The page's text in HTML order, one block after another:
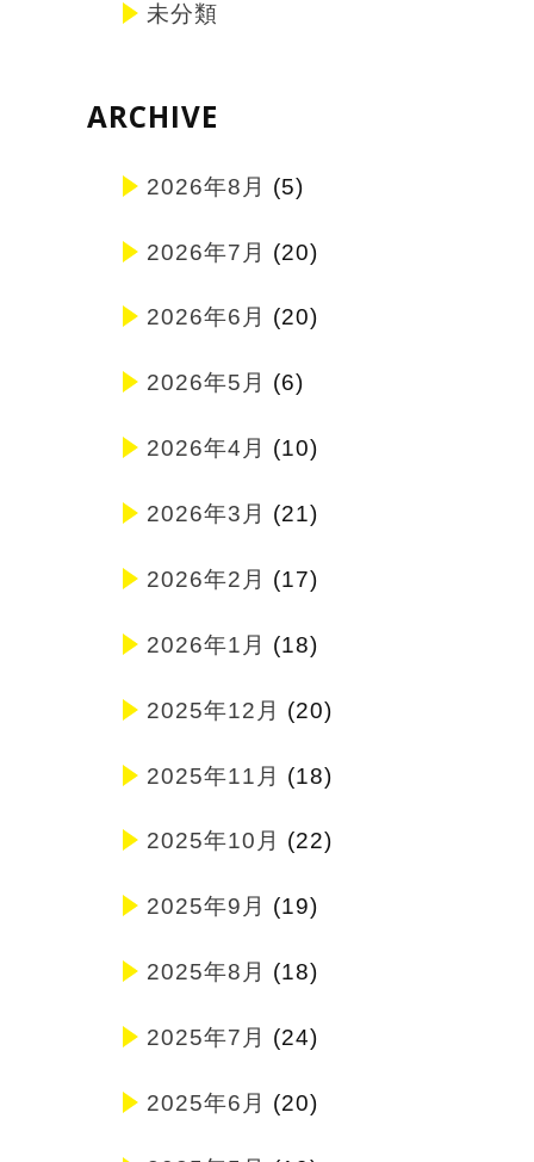
未分類
ARCHIVE
2026年8月 (5)
2026年7月 (20)
2026年6月 (20)
2026年5月 (6)
2026年4月 (10)
2026年3月 (21)
2026年2月 (17)
2026年1月 (18)
2025年12月 (20)
2025年11月 (18)
2025年10月 (22)
2025年9月 (19)
2025年8月 (18)
2025年7月 (24)
2025年6月 (20)